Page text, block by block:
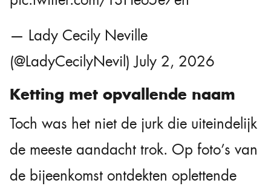
— Lady Cecily Neville
(@LadyCecilyNevil)July 2, 2026
Ketting met opvallende naam
Toch was het niet de jurk die uiteindelijk
de meeste aandacht trok. Op foto’s van
de bijeenkomst ontdekten oplettende